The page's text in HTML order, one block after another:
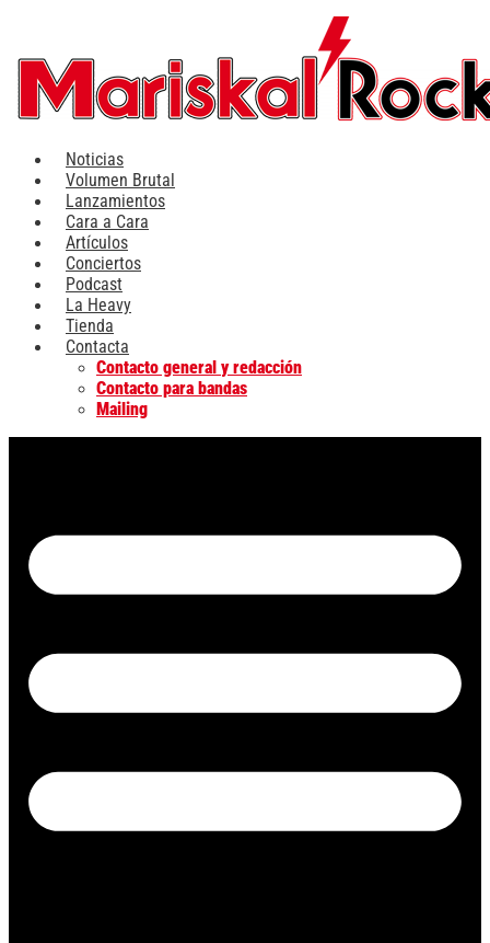
contenido
Noticias
Volumen Brutal
Lanzamientos
Cara a Cara
Artículos
Conciertos
Podcast
La Heavy
Tienda
Contacta
Contacto general y redacción
Contacto para bandas
Mailing